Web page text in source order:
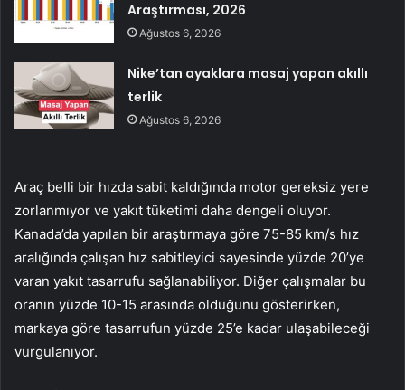
Araştırması, 2026
Ağustos 6, 2026
Nike’tan ayaklara masaj yapan akıllı
terlik
Ağustos 6, 2026
Araç belli bir hızda sabit kaldığında motor gereksiz yere
zorlanmıyor ve yakıt tüketimi daha dengeli oluyor.
Kanada’da yapılan bir araştırmaya göre 75-85 km/s hız
aralığında çalışan hız sabitleyici sayesinde yüzde 20’ye
varan yakıt tasarrufu sağlanabiliyor. Diğer çalışmalar bu
oranın yüzde 10-15 arasında olduğunu gösterirken,
markaya göre tasarrufun yüzde 25’e kadar ulaşabileceği
vurgulanıyor.